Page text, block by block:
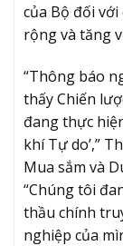
của Bộ đối
rộng và tăng
“Thông báo
thấy Chiến
đang thực
khí Tự do’,”
Mua sắm và
“Chúng tôi
thầu chính
nghiệp của